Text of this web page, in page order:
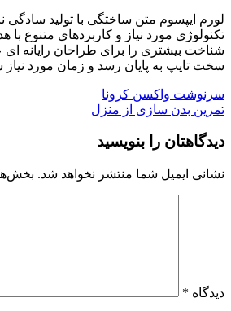
لورم ايپسوم متن ساختگی با توليد
تکنولوژی مورد نياز و کاربردهای متنوع
شناخت بيشتری را برای طراحان رايانه
سخت تايپ به پايان رسد و زمان مورد
راهبری
نوشته
سرنوشت واکسن کرونا
تمرین بدن سازی از منزل
دیدگاهتان را بنویسید
نشانی ایمیل شما منتشر نخواهد شد.
دیدگاه *